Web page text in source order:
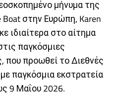
μήνυμα της
στην Ευρώπη, Karen
ιδιαίτερα στο αίτημα
παγκόσμιες
που προωθεί το Διεθνές
παγκόσμια εκστρατεία
9 Μαΐου 2026.